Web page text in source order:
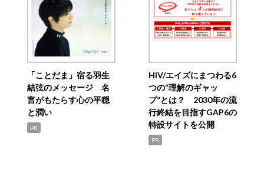
「ことだま」宿る羽生
結弦のメッセージ 名
言がもたらす心の平穏
と潤い
PR
HIV/エイズにまつわる6
つの“理解のギャッ
プ”とは？ 2030年の流
行終結を目指すGAP6の
特設サイトを公開
PR